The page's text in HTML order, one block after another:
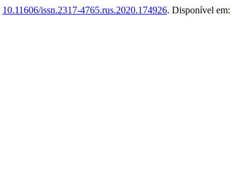
10.11606/issn.2317-4765.rus.2020.174926. Disponível em: